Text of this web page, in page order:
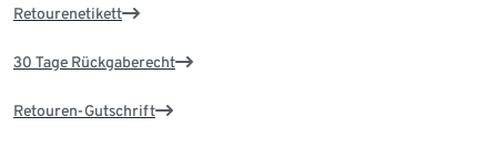
Retourenetikett
30 Tage Rückgaberecht
Retouren-Gutschrift